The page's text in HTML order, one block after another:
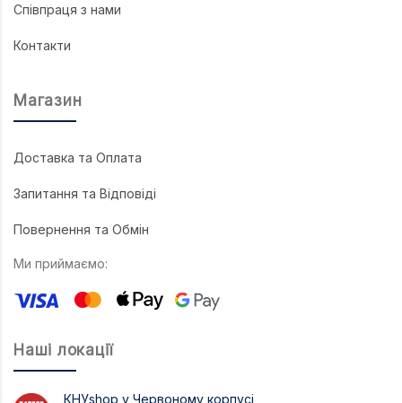
Співпраця з нами
Контакти
Магазин
Доставка та Оплата
Запитання та Відповіді
Повернення та Обмін
Ми приймаємо:
Наші локації
КНУshop у Червоному корпусі